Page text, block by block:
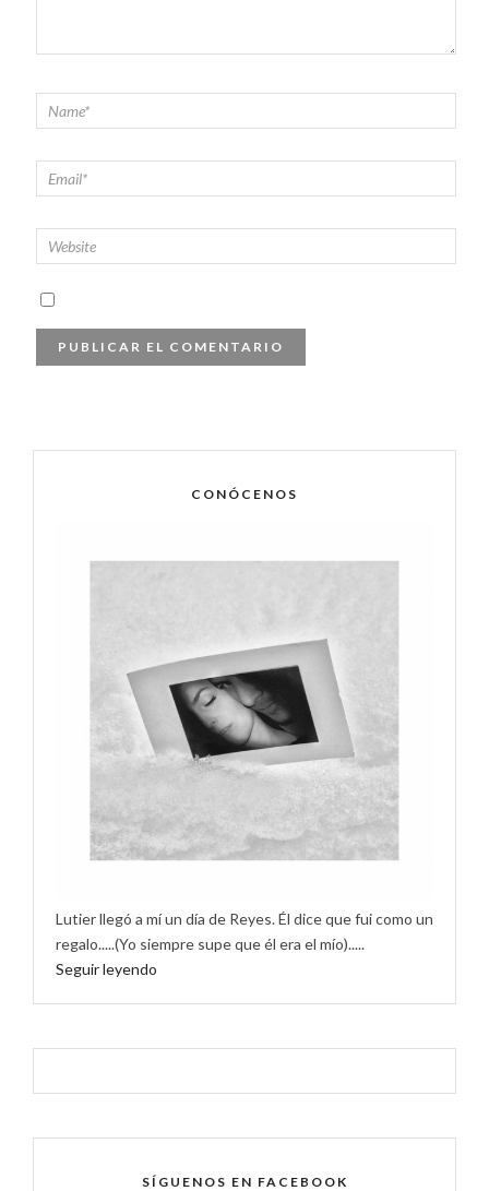
CONÓCENOS
Lutier llegó a mí un día de Reyes. Él dice que fui como un
regalo.....(Yo siempre supe que él era el mío).....
Seguir leyendo
SÍGUENOS EN FACEBOOK